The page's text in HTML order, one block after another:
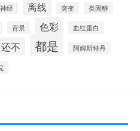
神经 离线 突变 类固醇
背景 色彩 血红蛋白
还不 都是 阿姆斯特丹